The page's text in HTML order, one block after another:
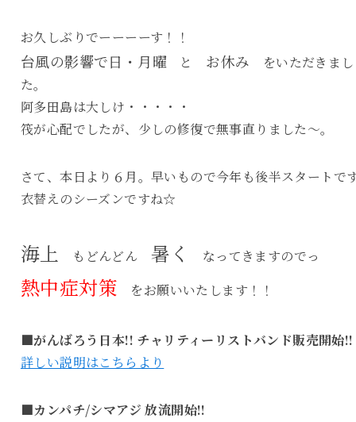
お久しぶりでーーーーす！！
台風の影響で日・月曜と お休み をいただきまし
た。
阿多田島は大しけ・・・・・
筏が心配でしたが、少しの修復で無事直りました～。
さて、本日より６月。早いもので今年も後半スタートで
衣替えのシーズンですね☆
海上 もどんどん 暑く なってきますのでっ
熱中症対策 をお願いいたします！！
■がんばろう日本!! チャリティーリストバンド販売開始!!
詳しい説明はこちらより
■カンパチ/シマアジ 放流開始!!